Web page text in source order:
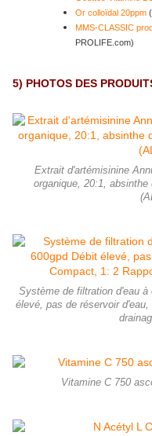
Or colloïdal 20ppm
MMS-CLASSIC
PROLIFE.com)
5) PHOTOS DES
Extrait d'artémisinine
organique, 20:1,
Système de filtration d'eau à
élevé, pas de réservoir
Vitamine C 750